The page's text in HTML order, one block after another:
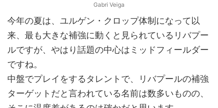
Gabri Veiga
今年の夏は、ユルゲン・クロップ体制になって以
来、最も大きな補強に動くと見られているリバプー
ルですが、やはり話題の中心はミッドフィールダー
ですね。
中盤でプレイをするタレントで、リバプールの補強
ターゲットだと言われている名前は数多いものの、